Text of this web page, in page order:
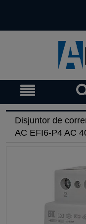
Disjuntor de
AC EFI6-P4 AC